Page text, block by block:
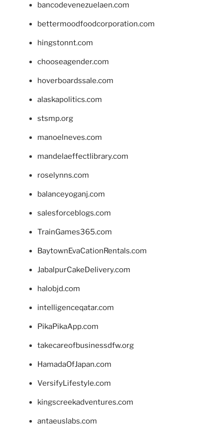
bancodevenezuelaen.com
bettermoodfoodcorporation.com
hingstonnt.com
chooseagender.com
hoverboardssale.com
alaskapolitics.com
stsmp.org
manoelneves.com
mandelaeffectlibrary.com
roselynns.com
balanceyoganj.com
salesforceblogs.com
TrainGames365.com
BaytownEvaCationRentals.com
JabalpurCakeDelivery.com
halobjd.com
intelligenceqatar.com
PikaPikaApp.com
takecareofbusinessdfw.org
HamadaOfJapan.com
VersifyLifestyle.com
kingscreekadventures.com
antaeuslabs.com